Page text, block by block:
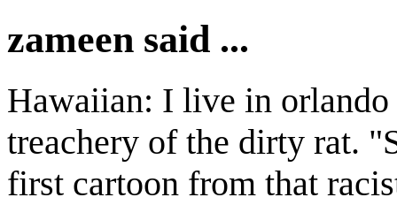
zameen said ...
Hawaiian: I live in orlando
treachery of the dirty rat.
first cartoon from that